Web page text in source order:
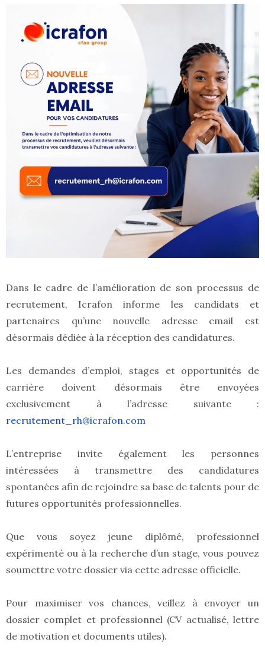
Dans le cadre de l’amélioration de son processus de
recrutement, Icrafon informe les candidats et
partenaires qu’une nouvelle adresse email est
désormais dédiée à la réception des candidatures.
Les demandes d’emploi, stages et opportunités de
carrière doivent désormais être envoyées
exclusivement à l’adresse suivante :
recrutement_rh@icrafon.com
L’entreprise invite également les personnes
intéressées à transmettre des candidatures
spontanées afin de rejoindre sa base de talents pour de
futures opportunités professionnelles.
Que vous soyez jeune diplômé, professionnel
expérimenté ou à la recherche d’un stage, vous pouvez
soumettre votre dossier via cette adresse officielle.
Pour maximiser vos chances, veillez à envoyer un
dossier complet et professionnel (CV actualisé, lettre
de motivation et documents utiles).